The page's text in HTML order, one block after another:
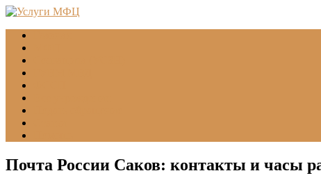
Почта России Саков: контакты и часы